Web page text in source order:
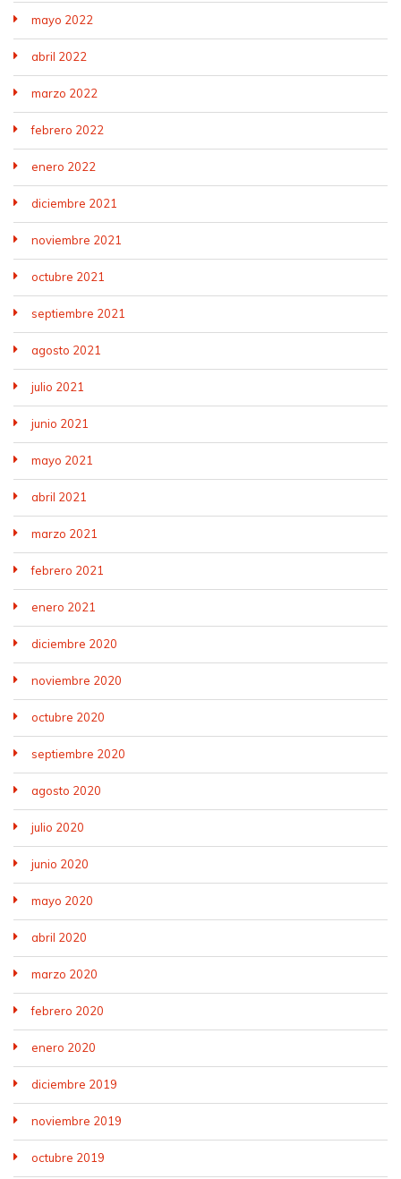
mayo 2022
abril 2022
marzo 2022
febrero 2022
enero 2022
diciembre 2021
noviembre 2021
octubre 2021
septiembre 2021
agosto 2021
julio 2021
junio 2021
mayo 2021
abril 2021
marzo 2021
febrero 2021
enero 2021
diciembre 2020
noviembre 2020
octubre 2020
septiembre 2020
agosto 2020
julio 2020
junio 2020
mayo 2020
abril 2020
marzo 2020
febrero 2020
enero 2020
diciembre 2019
noviembre 2019
octubre 2019